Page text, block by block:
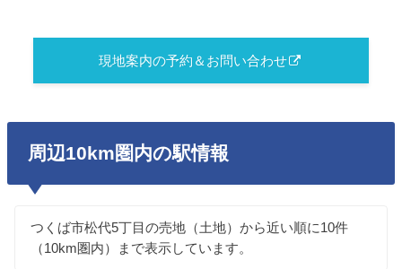
現地案内の予約＆お問い合わせ
周辺10km圏内の駅情報
つくば市松代5丁目の売地（土地）から近い順に10件
（10km圏内）まで表示しています。